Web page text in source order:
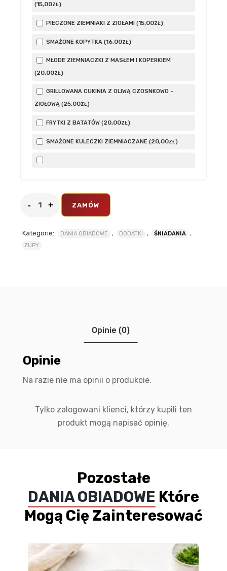
(15,00ZŁ)
PIECZONE ZIEMNIAKI Z ZIOŁAMI (15,00ZŁ)
SMAŻONE KOPYTKA (16,00ZŁ)
MŁODE ZIEMNIACZKI Z MASŁEM I KOPERKIEM
(20,00ZŁ)
GRILLOWANA CUKINIA Z OLIWĄ CZOSNKOWO –
ZIOŁOWĄ (25,00ZŁ)
FRYTKI Z BATATÓW (20,00ZŁ)
SMAŻONE KULECZKI ZIEMNIACZANE (20,00ZŁ)
ZAMÓW
Kategorie: DANIA OBIADOWE , DODATKI , ŚNIADANIA ,
ZUPY
Opinie (0)
Opinie
Na razie nie ma opinii o produkcie.
Tylko zalogowani klienci, którzy kupili ten
produkt mogą napisać opinię.
Pozostałe
DANIA OBIADOWE Które
Mogą Cię Zainteresować